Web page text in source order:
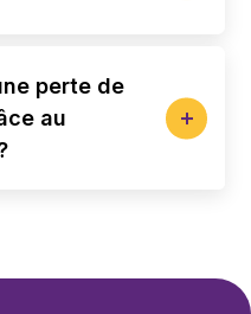
perte de
au